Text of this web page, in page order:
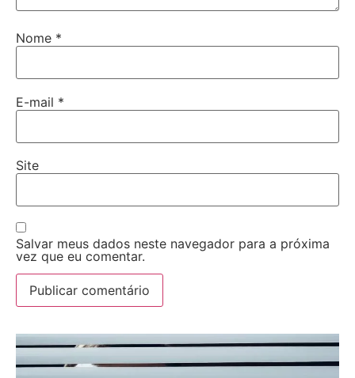
Nome *
E-mail *
Site
Salvar meus dados neste navegador para a próxima
vez que eu comentar.